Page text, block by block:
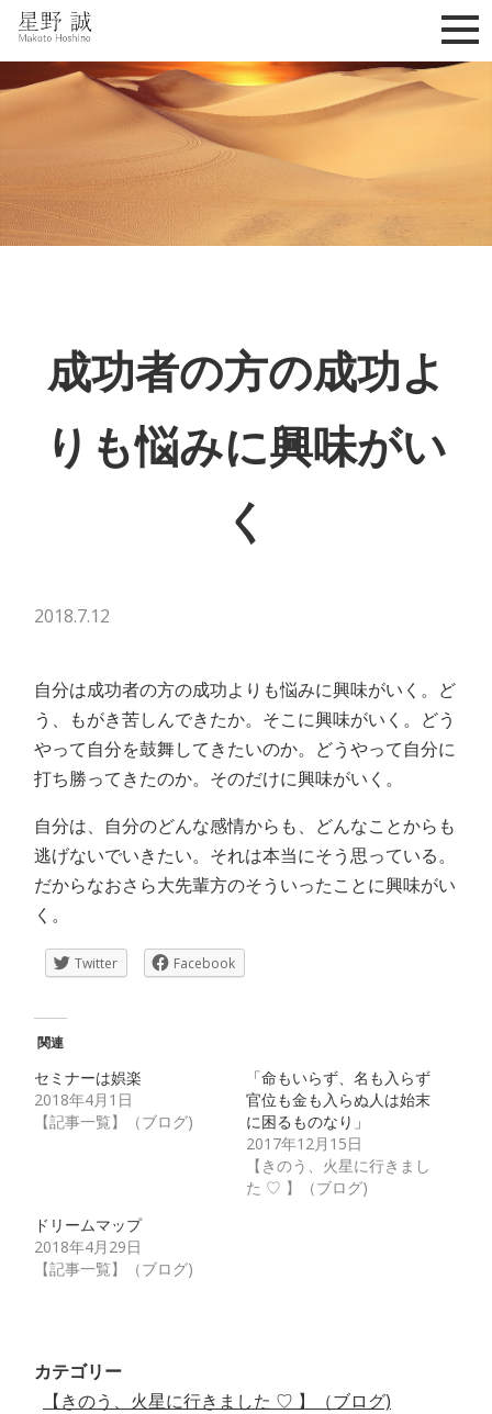
星野誠 makoto hoshino
成功者の方の成功よ
りも悩みに興味がい
く
2018.7.12
自分は成功者の方の成功よりも悩みに興味がいく。ど
う、もがき苦しんできたか。そこに興味がいく。どう
やって自分を鼓舞してきたいのか。どうやって自分に
打ち勝ってきたのか。そのだけに興味がいく。
自分は、自分のどんな感情からも、どんなことからも
逃げないでいきたい。それは本当にそう思っている。
だからなおさら大先輩方のそういったことに興味がい
く。
Twitter Facebook
関連
セミナーは娯楽
2018年4月1日
【記事一覧】（ブログ)
「命もいらず、名も入らず
官位も金も入らぬ人は始末
に困るものなり」
2017年12月15日
【きのう、火星に行きまし
た ♡ 】（ブログ)
ドリームマップ
2018年4月29日
【記事一覧】（ブログ)
カテゴリー
【きのう、火星に行きました ♡ 】（ブログ)